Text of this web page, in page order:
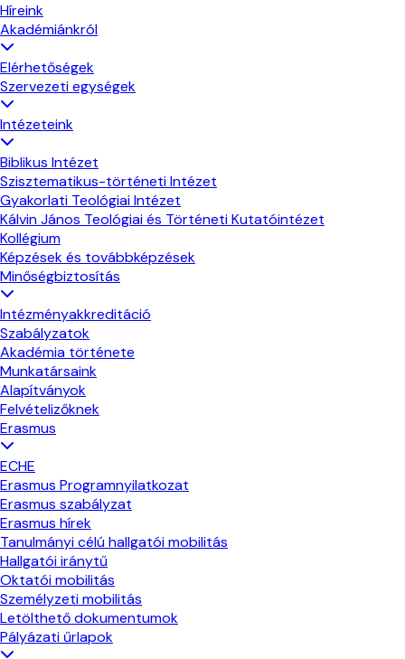
Híreink
Akadémiánkról
Elérhetőségek
Szervezeti egységek
Intézeteink
Biblikus Intézet
Szisztematikus-történeti Intézet
Gyakorlati Teológiai Intézet
Kálvin János Teológiai és Történeti Kutatóintézet
Kollégium
Képzések és továbbképzések
Minőségbiztosítás
Intézményakkreditáció
Szabályzatok
Akadémia története
Munkatársaink
Alapítványok
Felvételizőknek
Erasmus
ECHE
Erasmus Programnyilatkozat
Erasmus szabályzat
Erasmus hírek
Tanulmányi célú hallgatói mobilitás
Hallgatói iránytű
Oktatói mobilitás
Személyzeti mobilitás
Letölthető dokumentumok
Pályázati űrlapok